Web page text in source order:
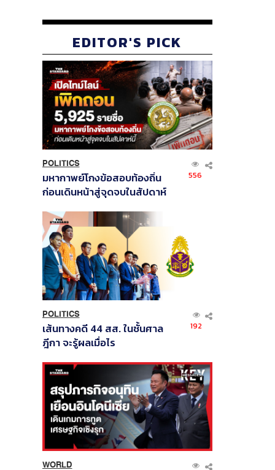
EDITOR'S PICK
POLITICS
มหากาพย์โกงข้อสอบท้องถิ่น
ก่อนเดินหน้าสู่จุดจบในสัปดาห์
556
POLITICS
เส้นทางคดี 44 สส. ในชั้นศาล
ฎีกา จะรู้ผลเมื่อไร
192
WORLD